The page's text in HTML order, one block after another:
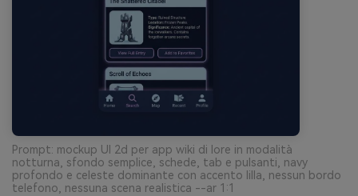
Prompt: mockup UI 2d per app wiki di lore in modalità
notturna, sfondo semplice, schede, tab e pulsanti, navy
profondo e celeste dominante con accento lilla, nessun bordo
telefono, nessuna scena realistica --ar 1:1